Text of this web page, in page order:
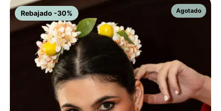
Rebajado -30%